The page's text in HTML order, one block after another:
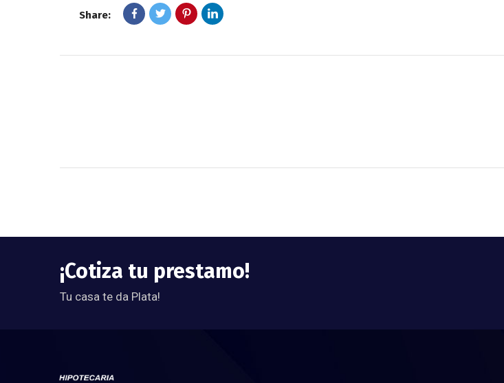
Share:
¡Cotiza tu prestamo!
Tu casa te da Plata!